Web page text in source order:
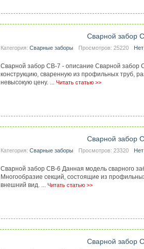
Сварной забор
Категория: Сварные заборы Просмотров: 25220
Сварной забор СВ-7 - описание Сварной забор
конструкцию, сваренную из профильных труб,
невысокую цену. ... Читать статью >>
Сварной забор
Категория: Сварные заборы Просмотров: 23320
Сварной забор СВ-6 Данная модель сварного
Многообразие секций, состоящие из
внешний вид. ... Читать статью >>
Сварной забор